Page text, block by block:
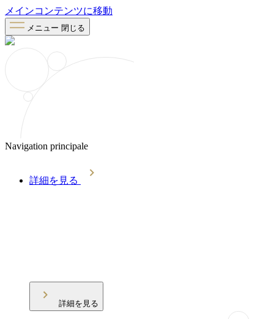
メインコンテンツに移動
メニュー 閉じる
Navigation principale
詳細を見る
詳細を見る